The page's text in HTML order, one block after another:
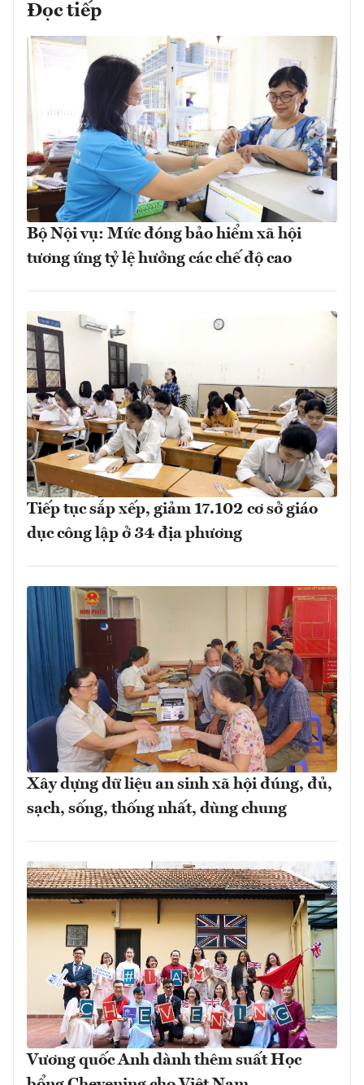
Đọc tiếp
Bộ Nội vụ: Mức đóng bảo hiểm xã hội
tương ứng tỷ lệ hưởng các chế độ cao
Tiếp tục sắp xếp, giảm 17.102 cơ sở giáo
dục công lập ở 34 địa phương
Xây dựng dữ liệu an sinh xã hội đúng, đủ,
sạch, sống, thống nhất, dùng chung
Vương quốc Anh dành thêm suất Học